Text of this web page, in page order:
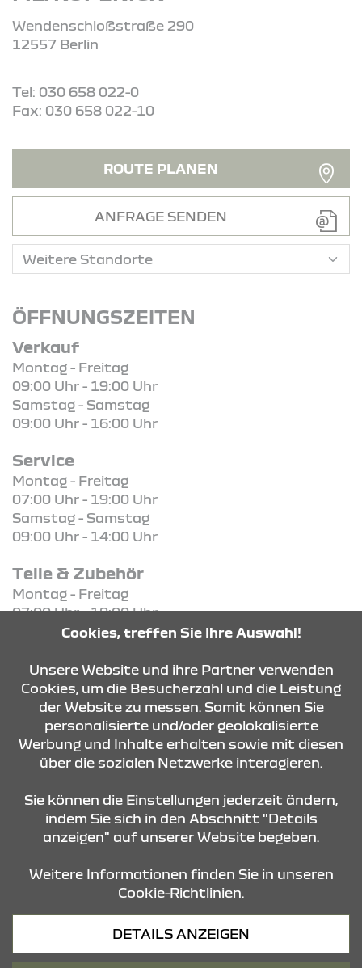
Wendenschloßstraße 290
12557 Berlin
Tel: 030 658 022-0
Fax: 030 658 022-10
ROUTE PLANEN
ANFRAGE SENDEN
ÖFFNUNGSZEITEN
Verkauf
Montag - Freitag
09:00 Uhr - 19:00 Uhr
Samstag - Samstag
09:00 Uhr - 16:00 Uhr
Service
Montag - Freitag
07:00 Uhr - 19:00 Uhr
Samstag - Samstag
09:00 Uhr - 14:00 Uhr
Teile & Zubehör
Montag - Freitag
07:00 Uhr - 18:00 Uhr
KONTAKT & ANFAHRT
ÖFFNUNGSZEITEN
STANDORTE
Datenschutz
Cookies, treffen Sie Ihre Auswahl!
Unsere Website und ihre Partner verwenden
Cookies, um die Besucherzahl und die Leistung
der Website zu messen. Somit können Sie
personalisierte und/oder geolokalisierte
Werbung und Inhalte erhalten sowie mit diesen
über die sozialen Netzwerke interagieren.
Sie können die Einstellungen jederzeit ändern,
indem Sie sich in den Abschnitt "Details
anzeigen" auf unserer Website begeben.
Weitere Informationen finden Sie in unseren
Cookie-Richtlinien.
DETAILS ANZEIGEN